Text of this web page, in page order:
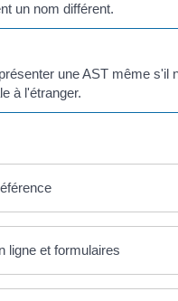
un nom différent.
une AST même s'il
à l'étranger.
ligne et formulaires